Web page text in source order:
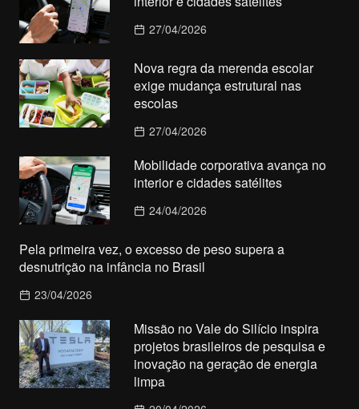
27/04/2026
Nova regra da merenda escolar
exige mudança estrutural nas
escolas
27/04/2026
Mobilidade corporativa avança no
interior e cidades satélites
24/04/2026
Pela primeira vez, o excesso de peso supera a
desnutrição na infância no Brasil
23/04/2026
Missão no Vale do Silício inspira
projetos brasileiros de pesquisa e
inovação na geração de energia
limpa